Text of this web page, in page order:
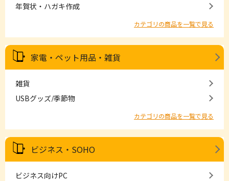
年賀状・ハガキ作成
カテゴリの商品を一覧で見る
家電・ペット用品・雑貨
雑貨
USBグッズ/季節物
カテゴリの商品を一覧で見る
ビジネス・SOHO
ビジネス向けPC